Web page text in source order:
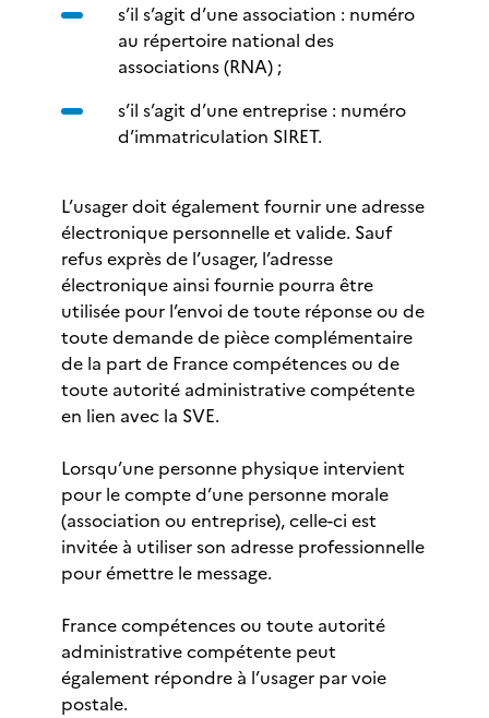
s’il s’agit d’une association : numéro
au répertoire national des
associations (RNA) ;
s’il s’agit d’une entreprise : numéro
d’immatriculation SIRET.
L’usager doit également fournir une adresse
électronique personnelle et valide. Sauf
refus exprès de l’usager, l’adresse
électronique ainsi fournie pourra être
utilisée pour l’envoi de toute réponse ou de
toute demande de pièce complémentaire
de la part de France compétences ou de
toute autorité administrative compétente
en lien avec la SVE.
Lorsqu’une personne physique intervient
pour le compte d’une personne morale
(association ou entreprise), celle-ci est
invitée à utiliser son adresse professionnelle
pour émettre le message.
France compétences ou toute autorité
administrative compétente peut
également répondre à l’usager par voie
postale.